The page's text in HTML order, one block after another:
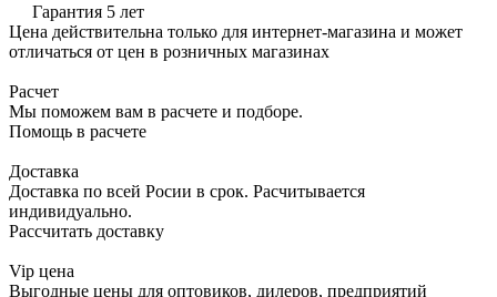
Гарантия 5 лет
Цена действительна только для интернет-магазина и может
отличаться от цен в розничных магазинах
Расчет
Мы поможем вам в расчете и подборе.
Помощь в расчете
Доставка
Доставка по всей Росии в срок. Расчитывается
индивидуально.
Рассчитать доставку
Vip цена
Выгодные цены для оптовиков, дилеров, предприятий